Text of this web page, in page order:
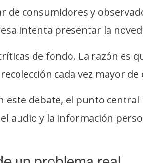
de consumidores y
intenta presentar la
de fondo. La razón es
cada vez mayor
este debate, el punto
audio y la información